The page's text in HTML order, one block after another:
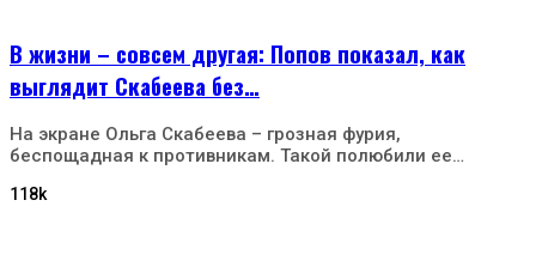
В жизни – совсем другая: Попов показал, как
выглядит Скабеева без…
На экране Ольга Скабеева – грозная фурия,
беспощадная к противникам. Такой полюбили ее…
118k